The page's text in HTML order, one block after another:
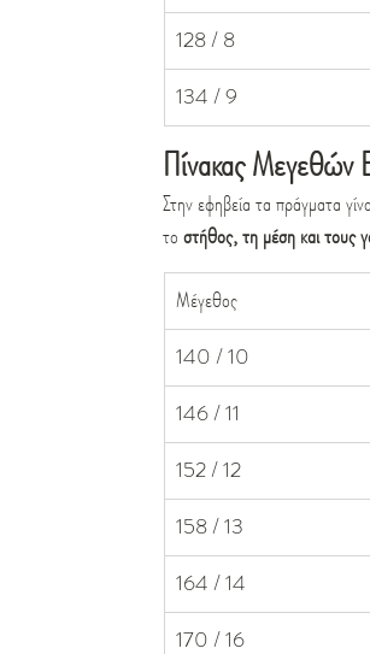
128 / 8
134 / 9
Πίνακας
Στην εφηβεία τα πράγματα
το στήθος, τη μέση και τους
Μέγεθος
140 / 10
146 / 11
152 / 12
158 / 13
164 / 14
170 / 16